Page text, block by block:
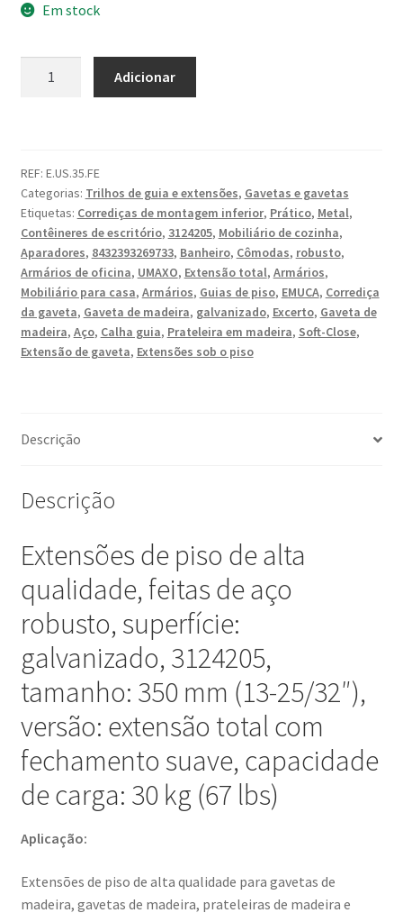
Em stock
piso,
capacidade
carga:
30
kg
(67
lbs),
350
versão:
total
suave,
3124205.
Extensões
de
piso
de
alta
qualidade
para
gavetas
de
madeira,
gavetas
madeira,
prateleiras
Adicionar
REF: E.US.35.FE
Categorias: Trilhos de guia e extensões, Gavetas e gavetas
Etiquetas: Corrediças de montagem inferior, Prático, Metal,
Contêineres de escritório, 3124205, Mobiliário de cozinha,
Aparadores, 8432393269733, Banheiro, Cômodas, robusto,
Armários de oficina, UMAXO, Extensão total, Armários,
Mobiliário para casa, Armários, Guias de piso, EMUCA, Corrediça
da gaveta, Gaveta de madeira, galvanizado, Excerto, Gaveta de
madeira, Aço, Calha guia, Prateleira em madeira, Soft-Close,
Extensão de gaveta, Extensões sob o piso
Descrição
Descrição
Extensões de piso de alta
qualidade, feitas de aço
robusto, superfície:
galvanizado, 3124205,
tamanho: 350 mm (13-25/32″),
versão: extensão total com
fechamento suave, capacidade
de carga: 30 kg (67 lbs)
Aplicação:
Extensões de piso de alta qualidade para gavetas de
madeira, gavetas de madeira, prateleiras de madeira e